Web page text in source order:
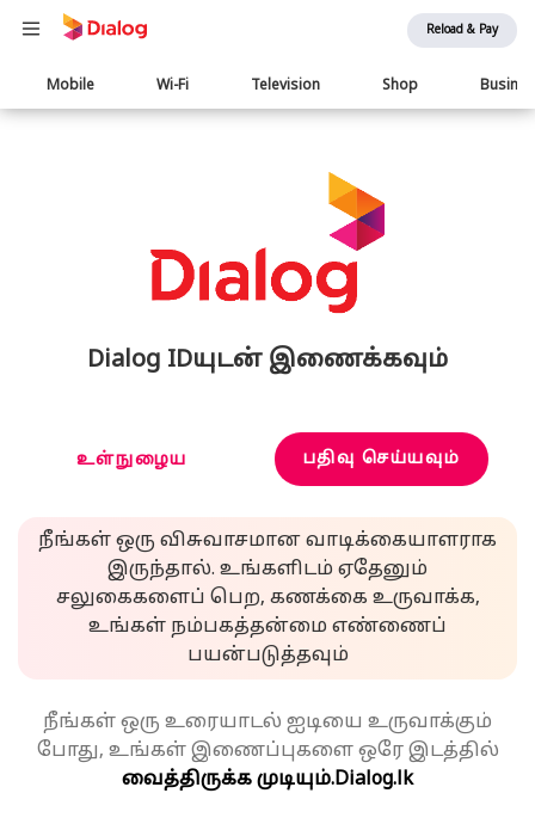
Reload & Pay
Main
navigation
Mobile Wi-Fi Television Shop
Dialog IDயுடன் இணைக்கவும்
உள்நுழைய பதிவு செய்யவும்
நீங்கள் ஒரு விசுவாசமான வாடிக்கையாளராக
இருந்தால். உங்களிடம் ஏதேனும்
சலுகைகளைப் பெற, கணக்கை உருவாக்க,
உங்கள் நம்பகத்தன்மை எண்ணைப்
பயன்படுத்தவும்
நீங்கள் ஒரு உரையாடல் ஐடியை உருவாக்கும்
போது, உங்கள் இணைப்புகளை ஒரே இடத்தில்
வைத்திருக்க முடியும்.Dialog.lk